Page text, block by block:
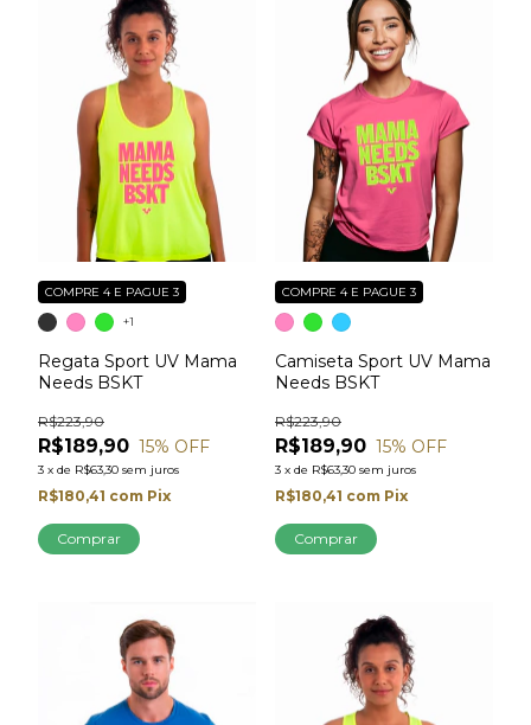
Regata Sport UV Mama
Needs BSKT
R$189,90
R$223,90
15% OFF
3 x de R$63,30 sem juros
COMPRE 4 E PAGUE 3
R$180,41 com Pix
+1
Comprar
Camiseta Sport UV Mama
Needs BSKT
R$189,90
R$223,90
15% OFF
3 x de R$63,30 sem juros
COMPRE 4 E PAGUE 3
R$180,41 com Pix
Comprar